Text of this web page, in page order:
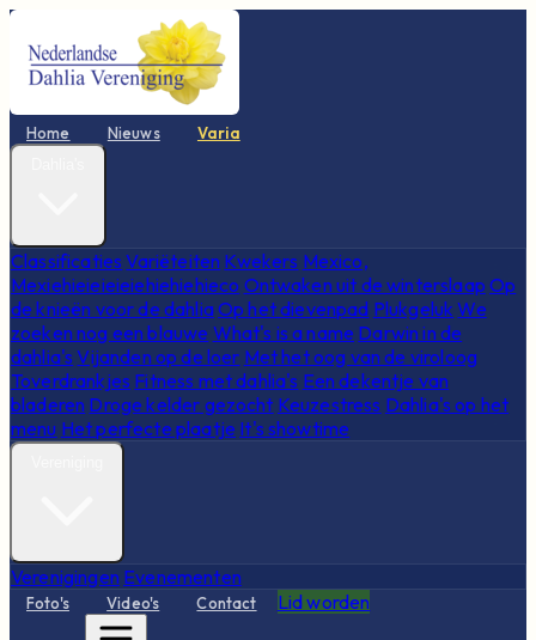
Home Nieuws Varia
Classificaties Variëteiten Kwekers Mexico,
Mexiehieieieieiehiehiehieco Ontwaken uit de winterslaap Op
de knieën voor de dahliaOp het dievenpad Plukgeluk We
zoeken nog een blauwe What's is a name Darwin in de
dahlia's Vijanden op de loer Met het oog van de viroloog
Toverdrankjes Fitness met dahlia's Een dekentje van
bladeren Droge kelder gezocht Keuzestress Dahlia's op het
menu Het perfecte plaatje It's showtime
Verenigingen Evenementen
Foto's Video's Contact Lid worden